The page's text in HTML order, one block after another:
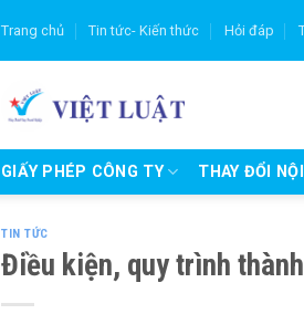
Trang chủ Tin tức- Kiến thức Hỏi đáp
GIẤY PHÉP CÔNG TY THAY ĐỔI
TIN TỨC
Điều kiện, quy trình